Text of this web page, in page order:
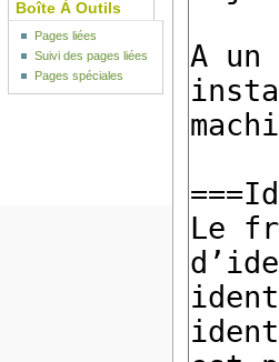
Boîte À Outils
Pages liées
Suivi des pages liées
Pages spéciales